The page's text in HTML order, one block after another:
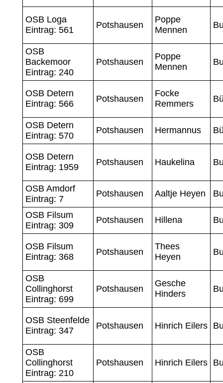
OSB Loga
Eintrag: 561
Potshausen
Poppe
Mennen
OSB
Backemoor
Eintrag: 240
Potshausen
Poppe
Mennen
OSB Detern
Eintrag: 566
Potshausen
Focke
Remmers
OSB Detern
Eintrag: 570
Potshausen Hermannus
OSB Detern
Eintrag: 1959
Potshausen Haukelina
OSB Amdorf
Eintrag: 7
Potshausen Aaltje Heyen
OSB Filsum
Eintrag: 309
Potshausen Hillena
OSB Filsum
Eintrag: 368
Potshausen
Thees
Heyen
OSB
Collinghorst
Eintrag: 699
Potshausen
Gesche
Hinders
OSB Steenfelde
Eintrag: 347
Potshausen Hinrich Eilers
OSB
Collinghorst
Eintrag: 210
Potshausen Hinrich Eilers